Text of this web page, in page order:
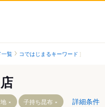
一覧 コではじまるキーワード
子持ち昆布 詳細条件